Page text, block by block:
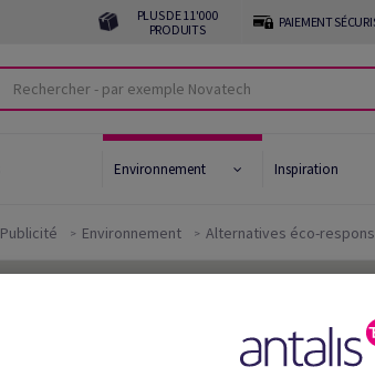
PLUS DE 11'000
PRODUITS
PAIEMENT
Environnement Inspiration
Environnement Alternatives éco-